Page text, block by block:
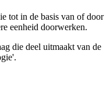
tot in de basis van of door
eenheid doorwerken.
die deel uitmaakt van de